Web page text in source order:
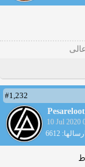
#1,232
10 Jul 2020
ارسالها: 6612